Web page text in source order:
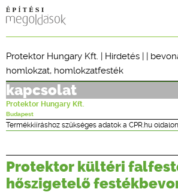
SZAKLAPOK
CPR
ÉPÍTÉSI JOG
ONLINE KÉPZÉSEK
TERVEZÉSI
Protektor Hungary Kft. | Hirdetés | |
homlokzat, homlokzatfesték
kapcsolat
Protektor Hungary Kft.
Budapest
Termékkiíráshoz szükséges adatok a CPR.hu
Protektor kültéri
hőszigetelő